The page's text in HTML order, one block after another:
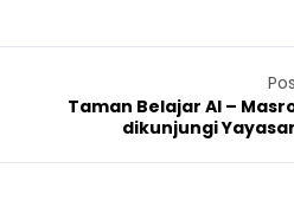
Taman Belajar Al – Masroor
dikunjungi